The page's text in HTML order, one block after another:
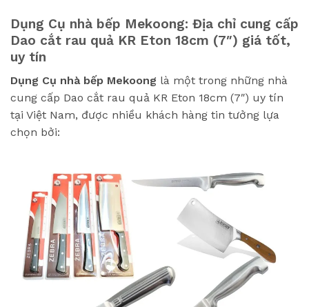
Dụng Cụ nhà bếp Mekoong: Địa chỉ cung cấp
Dao cắt rau quả KR Eton 18cm (7″) giá tốt,
uy tín
Dụng Cụ nhà bếp Mekoong là một trong những nhà
cung cấp Dao cắt rau quả KR Eton 18cm (7″) uy tín
tại Việt Nam, được nhiều khách hàng tin tưởng lựa
chọn bởi: